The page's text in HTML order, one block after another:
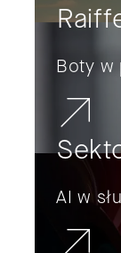
Boty w
AI w